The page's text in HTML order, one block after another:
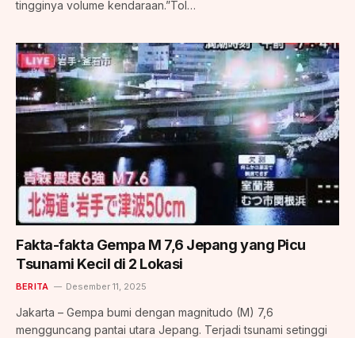
tingginya volume kendaraan.”Tol…
Fakta-fakta Gempa M 7,6 Jepang yang Picu
Tsunami Kecil di 2 Lokasi
BERITA Desember 11, 2025
Jakarta – Gempa bumi dengan magnitudo (M) 7,6
mengguncang pantai utara Jepang. Terjadi tsunami setinggi